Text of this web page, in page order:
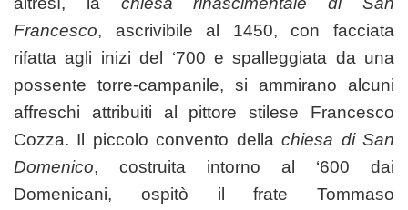
Francesco, ascrivibile al 1450, con facciata
rifatta agli inizi del ‘700 e spalleggiata da una
possente torre-campanile, si ammirano alcuni
affreschi attribuiti al pittore stilese Francesco
Cozza. Il piccolo convento dellachiesa di San
Domenico, costruita intorno al ‘600 dai
Domenicani, ospitò il frate Tommaso